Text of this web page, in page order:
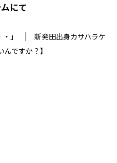
にて
・」 | 新発田出身カサハラケ
ですか？】